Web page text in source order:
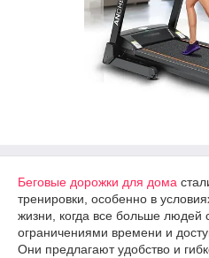
Беговые дорожки для дома
тренировки, особенно в
жизни, когда все больше людей
ограничениями времени и
Они предлагают удобство и